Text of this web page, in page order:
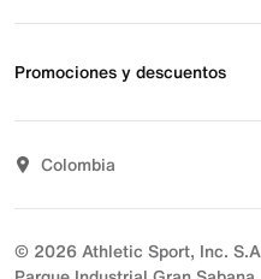
Devoluciones
Comunicate con nosotros
Noticias
Sostenibilidad
Promociones y descuentos
T&C actividades comerciales
Colombia
© 2026 Athletic Sport, Inc.